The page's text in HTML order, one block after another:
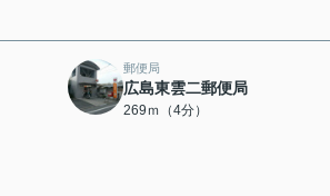
郵便局
広島東雲二郵便局
269ｍ（4分）